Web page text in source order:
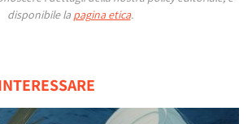
disponibile la pagina etica.